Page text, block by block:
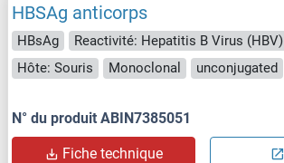
HBSAg anticorps
HBsAg Reactivité: Hepatitis B Virus (HBV)
Hôte: Souris
Monoclonal unconjugated
N° du produit ABIN7385051
Fiche technique